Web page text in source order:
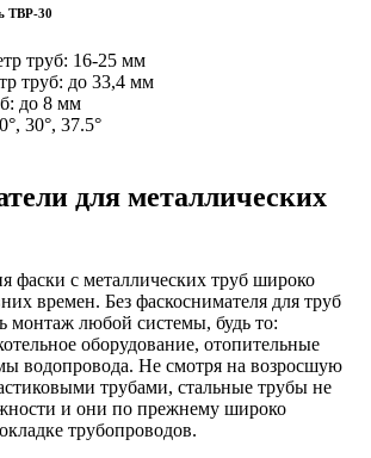
ТВР-30
труб: 16-25 мм
труб: до 33,4 мм
до 8 мм
30°, 37.5°
для металлических
фаски с металлических труб широко
времен. Без фаскоснимателя для труб
монтаж любой системы, будь то:
оборудование, отопительные
водопровода. Не смотря на возросшую
трубами, стальные трубы не
и они по прежнему широко
трубопроводов.